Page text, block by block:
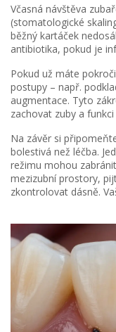
Včasná návštěva
(stomatologické
běžný kartáček
antibiotika, pokud je
Pokud už máte
postupy – např.
augmentace. Tyto
zachovat zuby a funkci
Na závěr si
bolestivá než léčba.
režimu mohou
mezizubní prostory,
zkontrolovat dásně.